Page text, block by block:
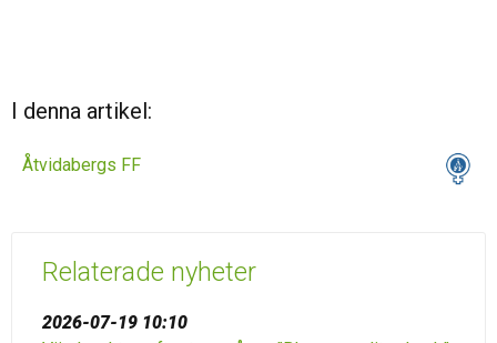
I denna artikel:
Åtvidabergs FF
Relaterade nyheter
2026-07-19 10:10